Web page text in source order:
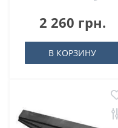
2 260 грн.
В КОРЗИНУ